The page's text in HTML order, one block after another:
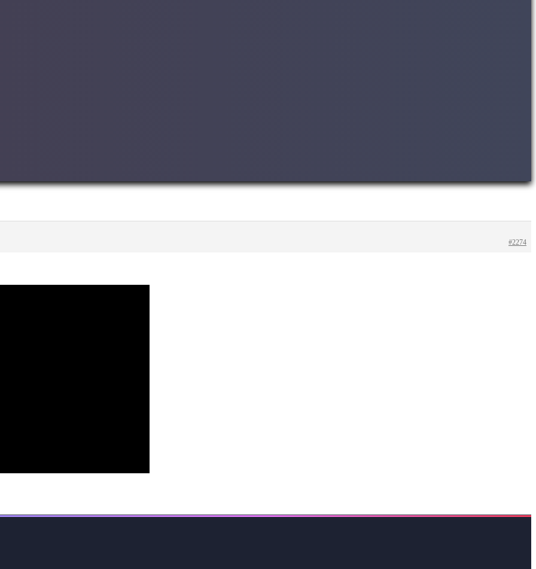
#2274